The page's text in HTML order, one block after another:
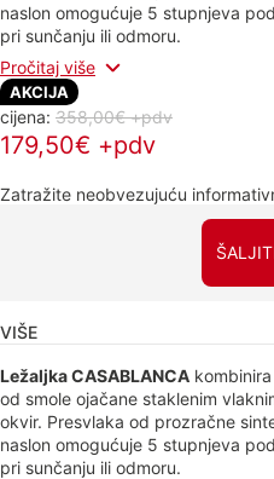
naslon omogućuje 5 stupnjeva
pri sunčanju ili odmoru.
Pročitaj više
AKCIJA
cijena: 358,00€ +pdv
179,50€ +pdv
Zatražite neobvezujuću
VIŠE
Ležaljka CASABLANCA
od smole ojačane staklenim
okvir. Presvlaka od prozračne
naslon omogućuje 5 stupnjeva
pri sunčanju ili odmoru.